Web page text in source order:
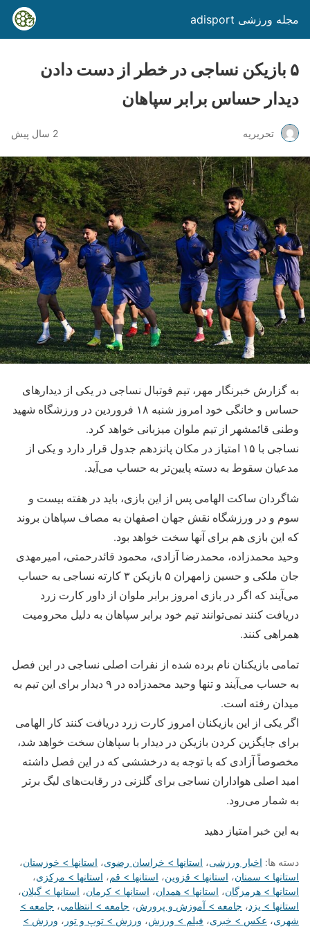
مجله ورزشی adisport
۵ بازیکن نساجی در خطر از دست دادن
دیدار حساس برابر سپاهان
تحریریه 2 سال پیش
به گزارش خبرنگار مهر، تیم فوتبال نساجی در یکی از دیدارهای
حساس و خانگی خود امروز شنبه ۱۸ فروردین در ورزشگاه شهید
وطنی قائمشهر از تیم ملوان میزبانی خواهد کرد.
نساجی با ۱۵ امتیاز در مکان پانزدهم جدول قرار دارد و یکی از
مدعیان سقوط به دسته پایین‌تر به حساب می‌آید.
شاگردان ساکت الهامی پس از این بازی، باید در هفته بیست و
سوم و در ورزشگاه نقش جهان اصفهان به مصاف سپاهان بروند
که این بازی هم برای آنها سخت خواهد بود.
وحید محمدزاده، محمدرضا آزادی، محمود قائدرحمتی، امیرمهدی
جان ملکی و حسین زامهران ۵ بازیکن ۳ کارته نساجی به حساب
می‌آیند که اگر در بازی امروز برابر ملوان از داور کارت زرد
دریافت کنند نمی‌توانند تیم خود برابر سپاهان به دلیل محرومیت
همراهی کنند.
تمامی بازیکنان نام برده شده از نفرات اصلی نساجی در این فصل
به حساب می‌آیند و تنها وحید محمدزاده در ۹ دیدار برای این تیم به
میدان رفته است.
اگر یکی از این بازیکنان امروز کارت زرد دریافت کنند کار الهامی
برای جایگزین کردن بازیکن در دیدار با سپاهان سخت خواهد شد،
مخصوصاً آزادی که با توجه به درخششی که در این فصل داشته
امید اصلی هواداران نساجی برای گلزنی در رقابت‌های لیگ برتر
به شمار می‌رود.
به این خبر امتیاز دهید
دسته ها: اخبار ورزشی، استانها > خراسان رضوی، استانها > خوزستان،
استانها > سمنان، استانها > قزوین، استانها > قم، استانها > مرکزی،
استانها > هرمزگان، استانها > همدان، استانها > کرمان، استانها > گیلان،
استانها > یزد، جامعه > آموزش و پرورش، جامعه > انتظامی، جامعه >
شهری، عکس > خبری، فیلم > ورزش، ورزش > توپ و تور ، ورزش >